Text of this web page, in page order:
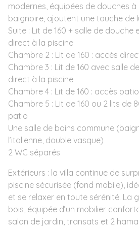
modernes, équipées de douches à
baignoire, ajoutent une touche de
Suite : Lit de 160 + salle de douche
direct à la piscine
Chambre 2 : Lit de 160 : accès
Chambre 3 : Lit de 160 avec salle
direct à la piscine
Chambre 4 : Lit de 160 : accès patio
Chambre 5 : Lit de 160 ou 2 lits de
patio
Une salle de bains commune
l’italienne, double vasque)
2 WC séparés
Extérieurs : la villa continue de
piscine sécurisée (fond mobile),
et se relaxer en toute sérénité. La
bois, équipée d’un mobilier
salon de jardin, transats et 2